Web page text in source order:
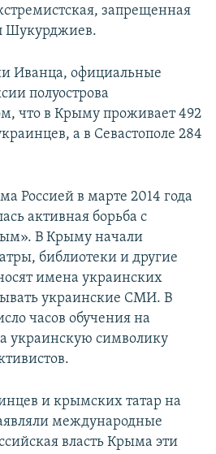
запрещенная
Шукурджиев.
Иванца, официальные
полуострова
что в Крыму проживает 492
а в Севастополе 284
Россией в марте 2014 года
активная борьба с
В Крыму начали
библиотеки и другие
имена украинских
украинские СМИ. В
часов обучения на
украинскую символику
и крымских татар на
международные
власть Крыма эти